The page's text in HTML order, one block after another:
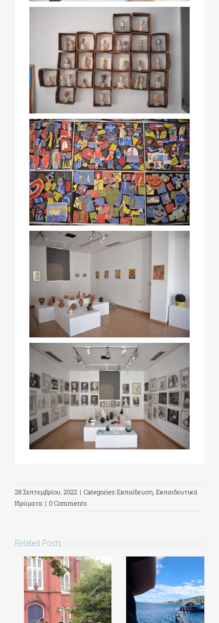
28 Σεπτεμβρίου, 2022 | Categories:Εκπαίδευση, Εκπαιδευτικά
Ιδρύματα | 0 Comments
Related Posts